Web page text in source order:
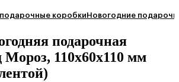
коробкиНовогодние
подарочная
110х60х110 мм